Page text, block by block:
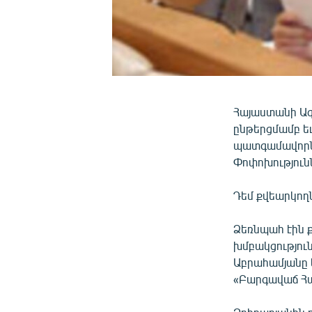
Հայաստանի
ընթերցմամբ
Դեմ
Ձեռնպահ էին
Աբրահամյանը
«Բարգավաճ